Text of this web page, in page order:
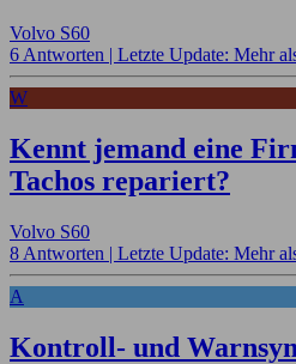
Volvo S60
6 Antworten | Letzte Update: Mehr
W
Kennt jemand eine
Tachos repariert?
Volvo S60
8 Antworten | Letzte Update: Mehr
A
Kontroll- und